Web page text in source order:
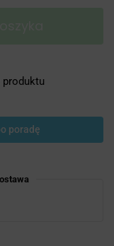
produktu
poradę